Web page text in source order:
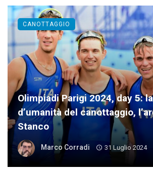
Olimpiadi Parigi 2024, day 5:
d’umanità del canottaggio,
Stanco
Marco Corradi 31 Luglio 2024
CANOTTAGGIO